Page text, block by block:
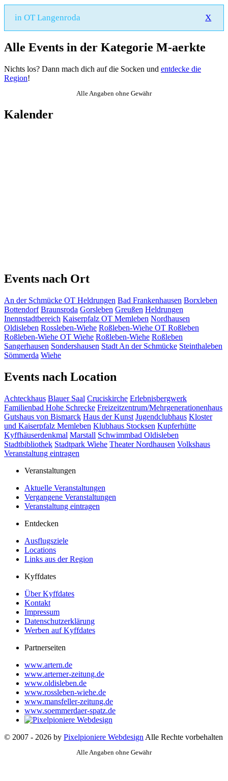
in OT Langenroda X
Alle Events in der Kategorie M-aerkte
Nichts los? Dann mach dich auf die Socken und entdecke die
Region!
Alle Angaben ohne Gewähr
Kalender
Events nach Ort
An der Schmücke OT Heldrungen Bad Frankenhausen Borxleben
Bottendorf Braunsroda Gorsleben Greußen Heldrungen
Inennstadtbereich Kaiserpfalz OT Memleben Nordhausen
Oldisleben Rossleben-Wiehe Roßleben-Wiehe OT Roßleben
Roßleben-Wiehe OT Wiehe Roßleben-Wiehe Roßleben
Sangerhausen Sondershausen Stadt An der Schmücke Steinthaleben
Sömmerda Wiehe
Events nach Location
Achteckhaus Blauer Saal Cruciskirche Erlebnisbergwerk
Familienbad Hohe Schrecke Freizeitzentrum/Mehrgenerationenhaus
Gutshaus von Bismarck Haus der Kunst Jugendclubhaus Kloster
und Kaiserpfalz Memleben Klubhaus Stocksen Kupferhütte
Kyffhäuserdenkmal Marstall Schwimmbad Oldisleben
Stadtbibliothek Stadtpark Wiehe Theater Nordhausen Volkshaus
Veranstaltung eintragen
Veranstaltungen
Aktuelle Veranstaltungen
Vergangene Veranstaltungen
Veranstaltung eintragen
Entdecken
Ausflugsziele
Locations
Links aus der Region
Kyffdates
Über Kyffdates
Kontakt
Impressum
Datenschutzerklärung
Werben auf Kyffdates
Partnerseiten
www.artern.de
www.arterner-zeitung.de
www.oldisleben.de
www.rossleben-wiehe.de
www.mansfeller-zeitung.de
www.soemmerdaer-spatz.de
© 2007 - 2026 by Pixelpioniere Webdesign Alle Rechte vorbehalten
Alle Angaben ohne Gewähr